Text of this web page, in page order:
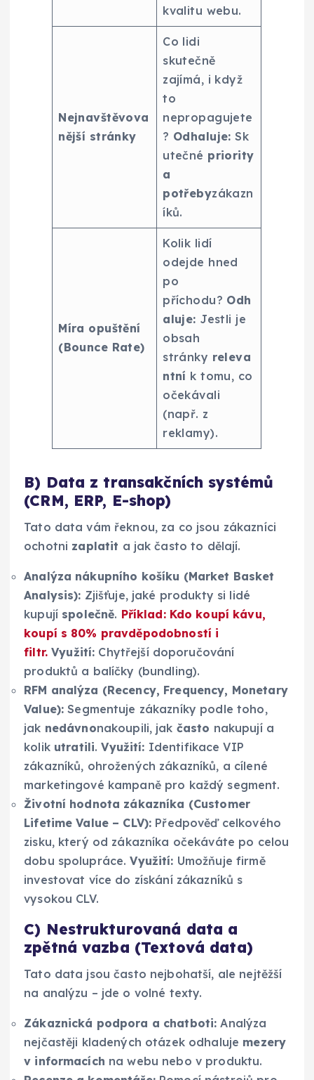
kvalitu webu.
Nejnavštěvova
nější stránky
Co lidi
skutečně
zajímá, i když
to
nepropagujete
? Odhaluje: Sk
utečné priority
a
potřebyzákazn
íků.
Míra opuštění
(Bounce Rate)
Kolik lidí
odejde hned
po
příchodu? Odh
aluje: Jestli je
obsah
stránky releva
ntní k tomu, co
očekávali
(např. z
reklamy).
B) Data z transakčních systémů
(CRM, ERP, E-shop)
Tato data vám řeknou, za co jsou zákazníci
ochotni zaplatit a jak často to dělají.
Analýza nákupního košíku (Market Basket
Analysis): Zjišťuje, jaké produkty si lidé
kupují společně. Příklad: Kdo koupí kávu,
koupí s 80% pravděpodobností i
filtr. Využití: Chytřejší doporučování
produktů a balíčky (bundling).
RFM analýza (Recency, Frequency, Monetary
Value): Segmentuje zákazníky podle toho,
jak nedávnonakoupili, jak často nakupují a
kolik utratili.Využití: Identifikace VIP
zákazníků, ohrožených zákazníků, a cílené
marketingové kampaně pro každý segment.
Životní hodnota zákazníka (Customer
Lifetime Value – CLV): Předpověď celkového
zisku, který od zákazníka očekáváte po celou
dobu spolupráce.Využití: Umožňuje firmě
investovat více do získání zákazníků s
vysokou CLV.
C) Nestrukturovaná data a
zpětná vazba (Textová data)
Tato data jsou často nejbohatší, ale nejtěžší
na analýzu – jde o volné texty.
Zákaznická podpora a chatboti: Analýza
nejčastěji kladených otázek odhaluje mezery
v informacích na webu nebo v produktu.